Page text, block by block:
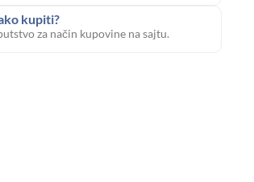
kupiti?
za način kupovine na sajtu.